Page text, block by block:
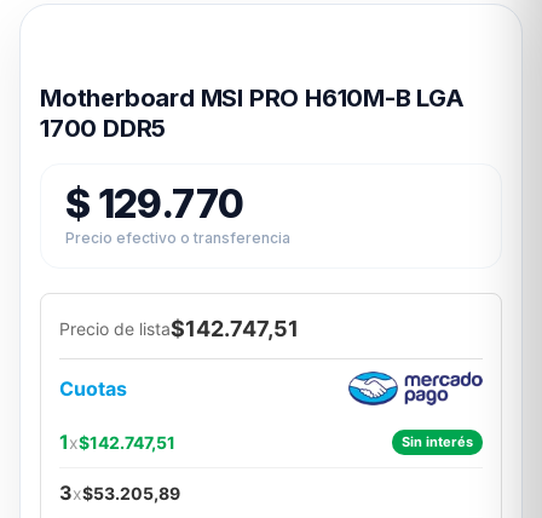
Motherboard MSI PRO H610M-B LGA
1700 DDR5
$ 129.770
Precio efectivo o transferencia
Precio de lista$142.747,51
Cuotas
1x$142.747,51 Sin interés
3x$53.205,89